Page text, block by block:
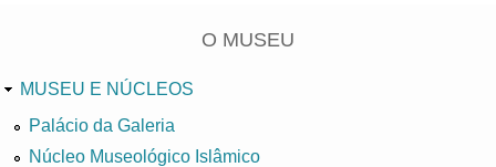
O MUSEU
MUSEU E NÚCLEOS
Palácio da Galeria
Núcleo Museológico Islâmico